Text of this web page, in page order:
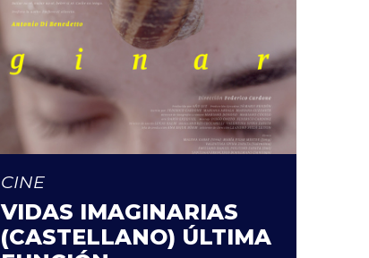
CINE
VIDAS IMAGINARIAS
(CASTELLANO) ÚLTIMA